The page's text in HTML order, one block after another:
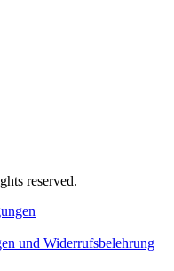
reserved.
und Widerrufsbelehrung